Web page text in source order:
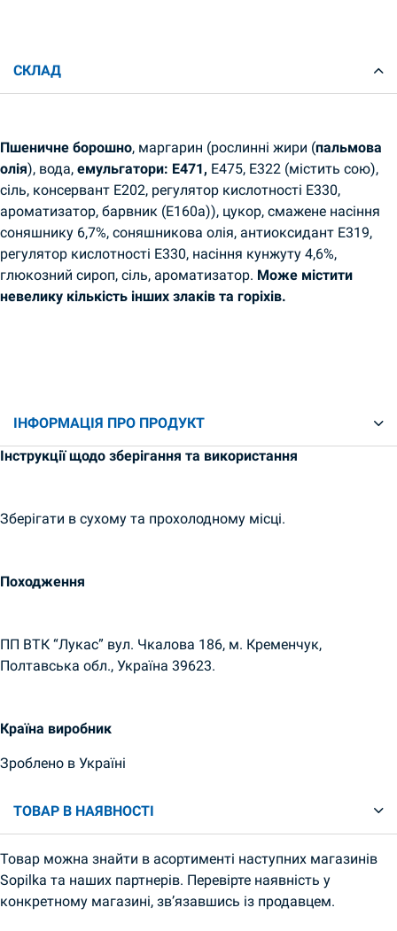
СКЛАД
Пшеничне борошно, маргарин (рослинні жири (пальмова
олія), вода, емульгатори: E471, E475, E322 (містить сою),
сіль, консервант E202, регулятор кислотності E330,
ароматизатор, барвник (E160a)), цукор, смажене насіння
соняшнику 6,7%, соняшникова олія, антиоксидант E319,
регулятор кислотності E330, насіння кунжуту 4,6%,
глюкозний сироп, сіль, ароматизатор. Може містити
невелику кількість інших злаків та горіхів.
ІНФОРМАЦІЯ ПРО ПРОДУКТ
Інструкції щодо зберігання та використання
Зберігати в сухому та прохолодному місці.
Походження
ПП ВТК “Лукас” вул. Чкалова 186, м. Кременчук,
Полтавська обл., Україна 39623.
Країна виробник
Зроблено в Україні
ТОВАР В НАЯВНОСТІ
Товар можна знайти в асортименті наступних магазинів
Sopilka та наших партнерів. Перевірте наявність у
конкретному магазині, зв’язавшись із продавцем.